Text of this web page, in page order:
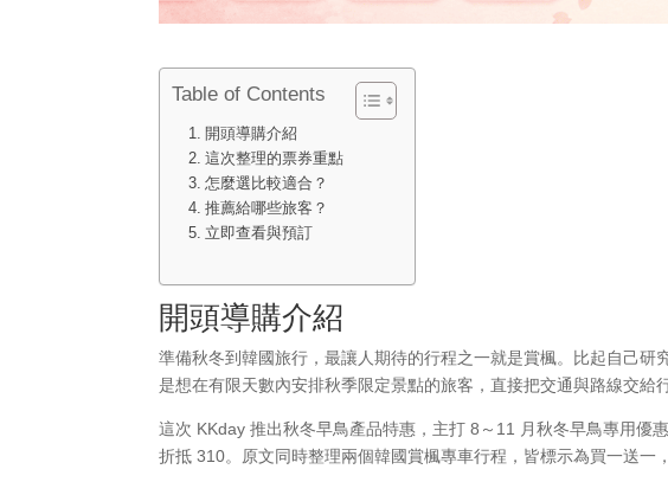
Table of Contents
開頭導購介紹
這次整理的票券重點
怎麼選比較適合？
推薦給哪些旅客？
立即查看與預訂
開頭導購介紹
準備秋冬到韓國旅行，最讓人期待的行程之一就是賞楓。比起自己
是想在有限天數內安排秋季限定景點的旅客，直接把交通與路線交給
這次 KKday 推出秋冬早鳥產品特惠，主打 8～11 月秋冬早鳥專用優
折抵 310。原文同時整理兩個韓國賞楓專車行程，皆標示為買一送一